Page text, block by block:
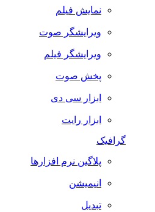
نمایش فیلم
ویرایشگر صوت
ویرایشگر فیلم
پخش صوت
ابزار سی دی
ابزار رایت
گرافیک
پلاگین نرم افزارها
انیمیشن
تبدیل